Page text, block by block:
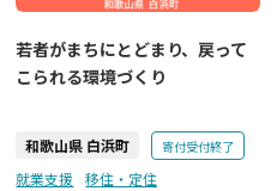
若者がまちにとどまり、戻って
こられる環境づくり
和歌山県 白浜町 寄付受付終了
就業支援 移住・定住